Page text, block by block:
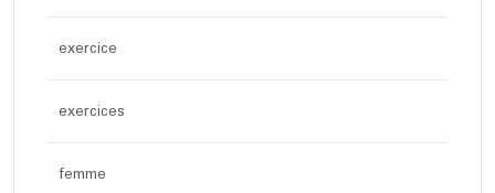
exercice
exercices
femme